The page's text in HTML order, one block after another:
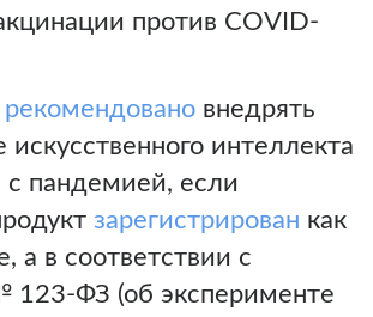
против COVID-
рекомендовано внедрять
интеллекта
пандемией, если
зарегистрирован как
а в соответствии с
123-ФЗ (об эксперименте